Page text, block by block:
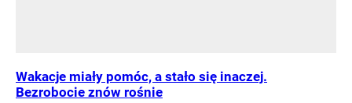
Wakacje miały pomóc, a stało się inaczej.
Bezrobocie znów rośnie